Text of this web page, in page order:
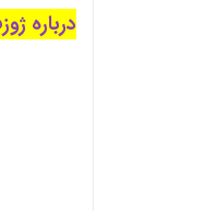
درباره